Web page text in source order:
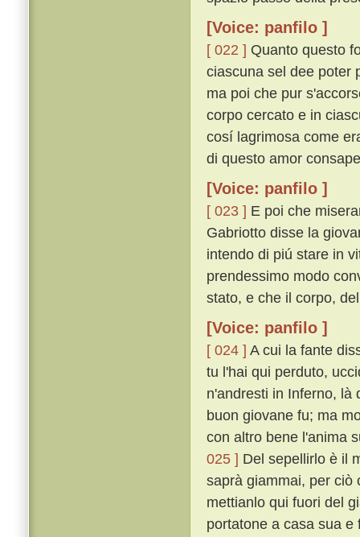
[Voice: panfilo ]
[ 022 ] Quanto questo
ciascuna sel dee poter
ma poi che pur
corpo cercato e in
cosí lagrimosa come
di questo amor
[Voice: panfilo ]
[ 023 ] E poi che
Gabriotto disse la
intendo di piú stare in
prendessimo modo
stato, e che il corpo,
[Voice: panfilo ]
[ 024 ] A cui la fante
tu l'hai qui perduto,
n'andresti in Inferno, là
buon giovane fu; ma
con altro bene l'anima
025 ] Del sepellirlo è il
saprà giammai, per ciò
mettianlo qui fuori del
portatone a casa sua e